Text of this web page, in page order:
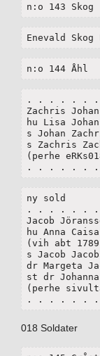
n:o 143 Skog
Enevald
n:o 144 Åhl
. . . . . .
Zachris
hu Lisa
s Johan
s Zachris
(perhe
. . . . . .
ny sold
. . . . . .
Jacob
hu Anna
(vih abt
s Jacob
dr Margeta
st dr Johanna
(perhe
. . . . . .
018 Soldater